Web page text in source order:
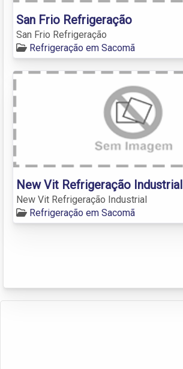
San Frio Refrigeração
San Frio Refrigeração
Refrigeração em Sacomã
New Vit Refrigeração Industrial
New Vit Refrigeração Industrial
Refrigeração em Sacomã